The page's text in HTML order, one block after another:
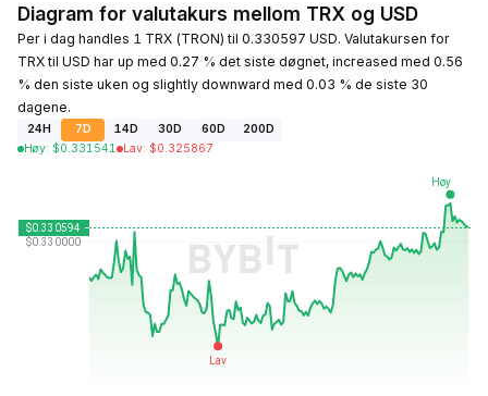
Diagram for valutakurs mellom TRX og USD
Per i dag handles 1 TRX (TRON) til 0.330597 USD. Valutakursen for
TRX til USD har up med 0.27 % det siste døgnet, increased med 0.56
% den siste uken og slightly downward med 0.03 % de siste 30
dagene.
24H 7D 14D 30D 60D
200D
Høy: $0.331541 Lav: $0.325867
Sist oppdatert: 2026-08-10, 20:35 GMT+0